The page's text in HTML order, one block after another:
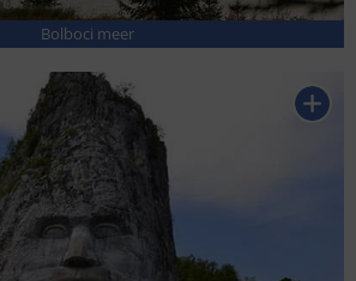
Bolboci meer